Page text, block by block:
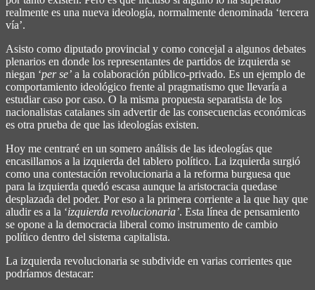
realmente es una nueva ideología, normalmente denominada ‘tercera
vía’.
Asisto como diputado provincial y como concejal a algunos debates
plenarios en donde los representantes de partidos de izquierda se
niegan ‘per se’ a la colaboración público-privado. Es un ejemplo de
comportamiento ideológico frente al pragmatismo que llevaría a
estudiar caso por caso. O la misma propuesta separatista de los
nacionalistas catalanes sin advertir de las consecuencias económicas
es otra prueba de que las ideologías existen.
Hoy me centraré en un somero análisis de las ideologías que
encasillamos a la izquierda del tablero político. La izquierda surgió
como una contestación revolucionaria a la reforma burguesa que
para la izquierda quedó escasa aunque la aristocracia quedase
desplazada del poder. Por eso a la primera corriente a la que hay que
aludir es a la ‘izquierda revolucionaria’. Esta línea de pensamiento
se opone a la democracia liberal como instrumento de cambio
político dentro del sistema capitalista.
La izquierda revolucionaria se subdivide en varias corrientes que
podríamos destacar: